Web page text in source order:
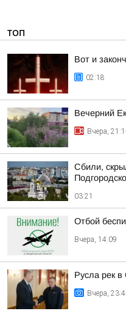
ТОП
Вот и
02:18
Вечерний
Вчера,
Сбили,
03:21
Отбой
Вчера, 14:09
Русла рек в
Вчера,